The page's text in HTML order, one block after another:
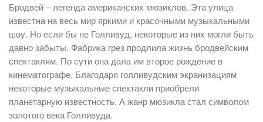
Бродвей – легенда американских мюзиклов. Эта улица
известна на весь мир яркими и красочными музыкальными
шоу. Но если бы не Голливуд, некоторые из них могли быть
давно забыты. Фабрика грез продлила жизнь бродвейским
спектаклям. По сути она дала им второе рождение в
кинематографе. Благодаря голливудским экранизациям
некоторые музыкальные спектакли приобрели
планетарную известность. А жанр мюзикла стал символом
золотого века Голливуда.